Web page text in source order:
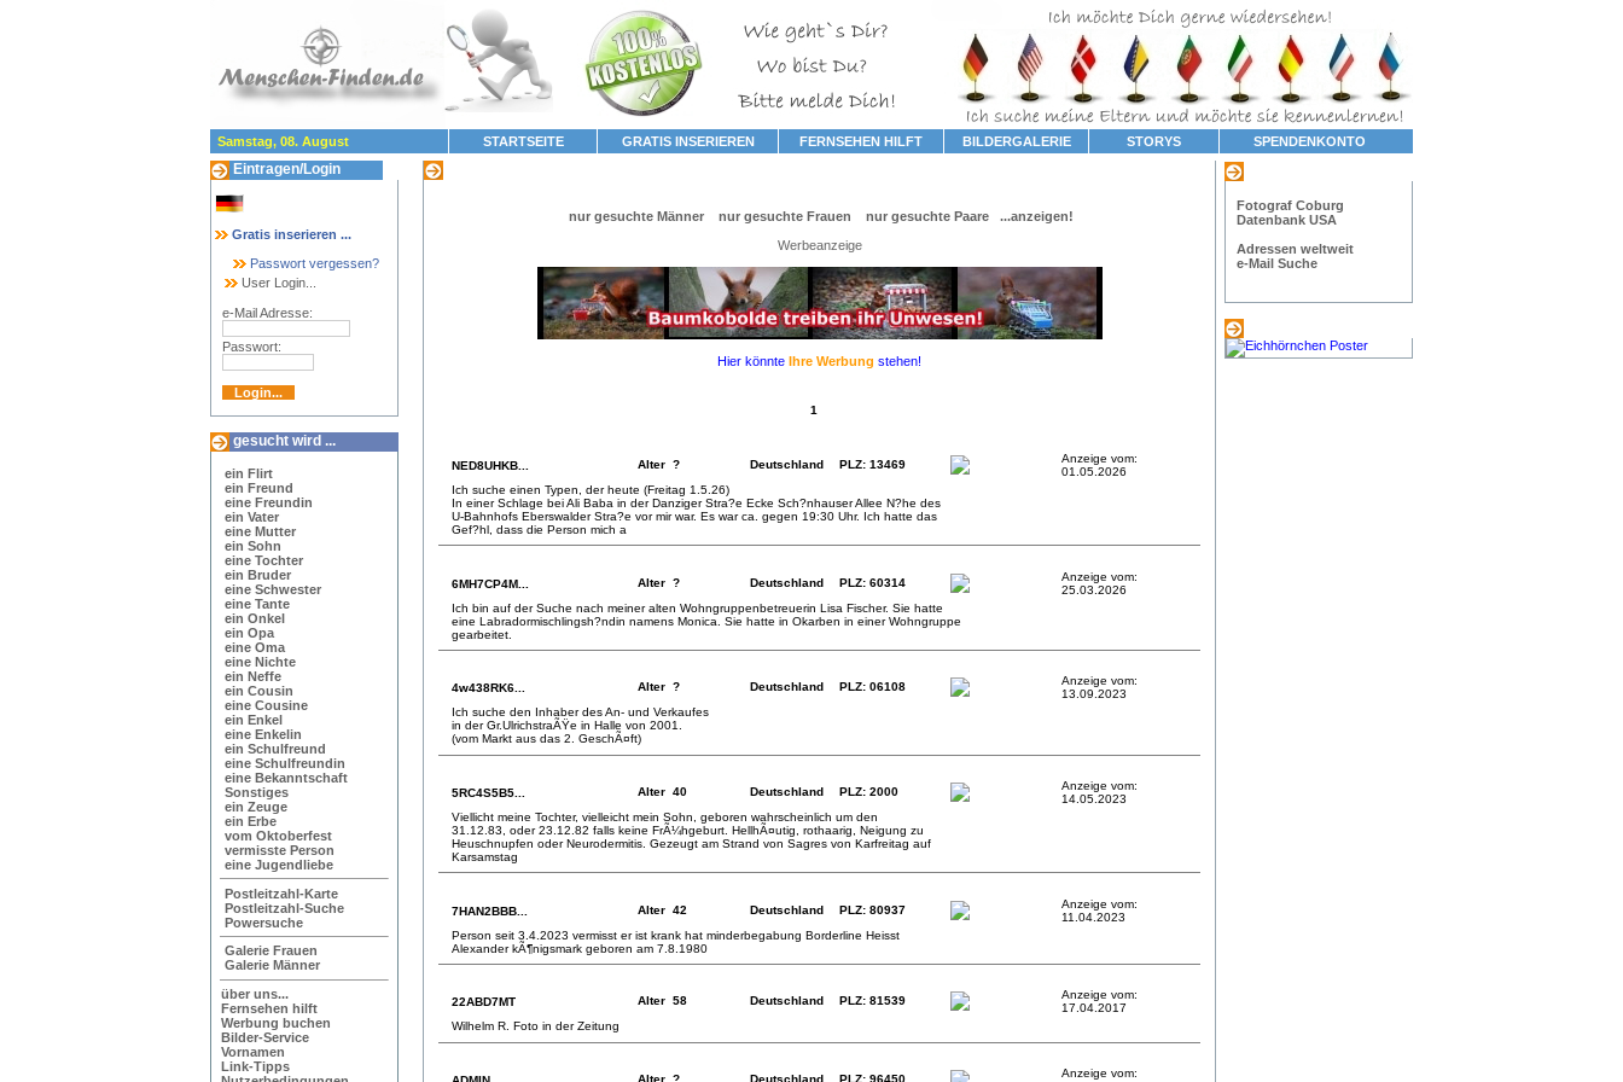
Samstag, 08. August STARTSEITE GRATIS INSERIEREN FERNSEHEN HILFT BILDERGALERIE STORYS SPENDENKONTO
Eintragen/Login
Gratis inserieren ...
Passwort vergessen?
User Login...
e-Mail Adresse:
Passwort:
gesucht wird ...
ein Flirt
ein Freund
eine Freundin
ein Vater
eine Mutter
ein Sohn
eine Tochter
ein Bruder
eine Schwester
eine Tante
ein Onkel
ein Opa
eine Oma
eine Nichte
ein Neffe
ein Cousin
eine Cousine
ein Enkel
eine Enkelin
ein Schulfreund
eine Schulfreundin
eine Bekanntschaft
Sonstiges
ein Zeuge
ein Erbe
vom Oktoberfest
vermisste Person
eine Jugendliebe
Postleitzahl-Karte
Postleitzahl-Suche
Powersuche
Galerie Frauen
Galerie Männer
über uns...
Fernsehen hilft
Werbung buchen
Bilder-Service
Vornamen
Link-Tipps
nur gesuchte Männer nur gesuchte Frauen nur gesuchte Paare
...anzeigen!
Werbeanzeige
Hier könnte Ihre Werbung stehen!
1
NED8UHKB... Alter ? Deutschland PLZ: 13469
Anzeige vom:
01.05.2026
Ich suche einen Typen, der heute (Freitag 1.5.26)
In einer Schlage bei Ali Baba in der Danziger Stra?e Ecke Sch?nhauser Allee N?he des
U-Bahnhofs Eberswalder Stra?e vor mir war. Es war ca. gegen 19:30 Uhr. Ich hatte das
Gef?hl, dass die Person mich a
6MH7CP4M... Alter ? Deutschland PLZ: 60314
Anzeige vom:
25.03.2026
Ich bin auf der Suche nach meiner alten Wohngruppenbetreuerin Lisa Fischer. Sie hatte
eine Labradormischlingsh?ndin namens Monica. Sie hatte in Okarben in einer Wohngruppe
gearbeitet.
4w438RK6... Alter ? Deutschland PLZ: 06108
Anzeige vom:
13.09.2023
Ich suche den Inhaber des An- und Verkaufes
in der Gr.UlrichstraÃŸe in Halle von 2001.
(vom Markt aus das 2. GeschÃ¤ft)
5RC4S5B5... Alter 40 Deutschland PLZ: 2000
Anzeige vom:
14.05.2023
Viellicht meine Tochter, vielleicht mein Sohn, geboren wahrscheinlich um den
31.12.83, oder 23.12.82 falls keine FrÃ¼hgeburt. HellhÃ¤utig, rothaarig, Neigung zu
Heuschnupfen oder Neurodermitis. Gezeugt am Strand von Sagres von Karfreitag auf
Karsamstag
7HAN2BBB... Alter 42 Deutschland PLZ: 80937
Anzeige vom:
11.04.2023
Person seit 3.4.2023 vermisst er ist krank hat minderbegabung Borderline Heisst
Alexander kÃ¶nigsmark geboren am 7.8.1980
22ABD7MT Alter 58 Deutschland PLZ: 81539
Anzeige vom:
17.04.2017
Wilhelm R. Foto in der Zeitung
Alter ? Deutschland PLZ: 96450
Anzeige vom:
Fotograf Coburg
Datenbank USA
Adressen weltweit
e-Mail Suche